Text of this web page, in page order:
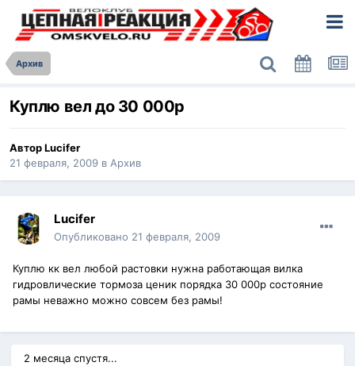
Архив
Куплю вел до 30 000р
АвторLucifer
21 февраля, 2009 в Архив
Lucifer
Опубликовано 21 февраля, 2009
Куплю кк вел любой растовки нужна работающая вилка
гидровлические тормоза ценик порядка 30 000р состояние
рамы неважно можно совсем без рамы!
2 месяца спустя...